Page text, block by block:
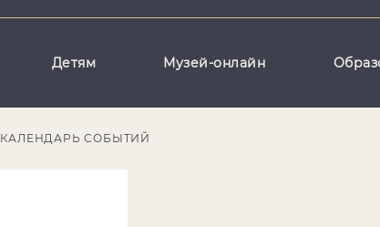
Детям Музей-онлайн
КАЛЕНДАРЬ СОБЫТИЙ